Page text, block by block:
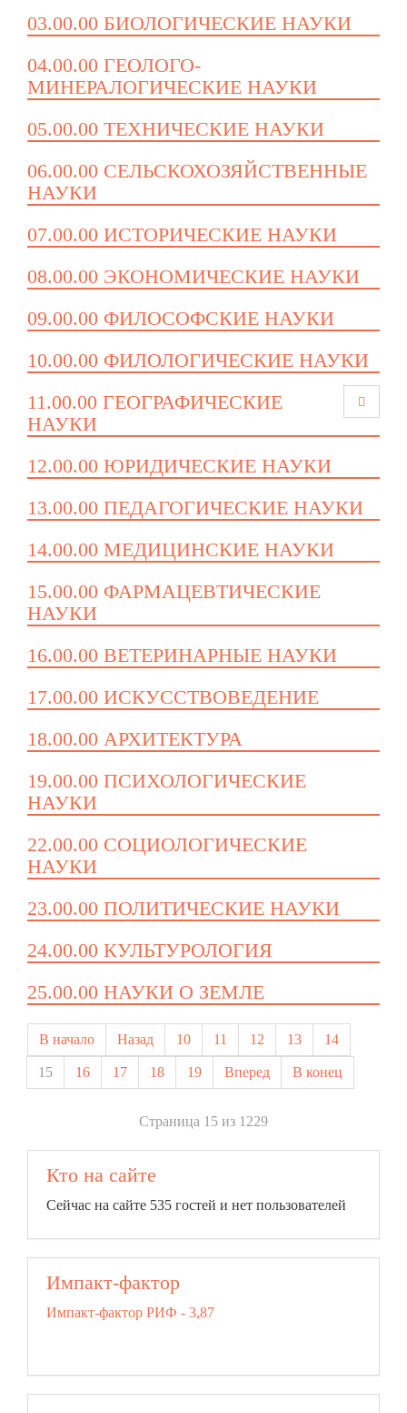
03.00.00 БИОЛОГИЧЕСКИЕ НАУКИ
04.00.00 ГЕОЛОГО-
МИНЕРАЛОГИЧЕСКИЕ НАУКИ
05.00.00 ТЕХНИЧЕСКИЕ НАУКИ
06.00.00 СЕЛЬСКОХОЗЯЙСТВЕННЫЕ
НАУКИ
07.00.00 ИСТОРИЧЕСКИЕ НАУКИ
08.00.00 ЭКОНОМИЧЕСКИЕ НАУКИ
09.00.00 ФИЛОСОФСКИЕ НАУКИ
10.00.00 ФИЛОЛОГИЧЕСКИЕ НАУКИ
11.00.00 ГЕОГРАФИЧЕСКИЕ
НАУКИ
12.00.00 ЮРИДИЧЕСКИЕ НАУКИ
13.00.00 ПЕДАГОГИЧЕСКИЕ НАУКИ
14.00.00 МЕДИЦИНСКИЕ НАУКИ
15.00.00 ФАРМАЦЕВТИЧЕСКИЕ
НАУКИ
16.00.00 ВЕТЕРИНАРНЫЕ НАУКИ
17.00.00 ИСКУССТВОВЕДЕНИЕ
18.00.00 АРХИТЕКТУРА
19.00.00 ПСИХОЛОГИЧЕСКИЕ
НАУКИ
22.00.00 СОЦИОЛОГИЧЕСКИЕ
НАУКИ
23.00.00 ПОЛИТИЧЕСКИЕ НАУКИ
24.00.00 КУЛЬТУРОЛОГИЯ
25.00.00 НАУКИ О ЗЕМЛЕ
В начало Назад 10 11 12 13 14
15 16 17 18 19 Вперед В конец
Страница 15 из 1229
Кто на сайте
Сейчас на сайте 535 гостей и нет пользователей
Импакт-фактор
Импакт-фактор РИФ - 3,87